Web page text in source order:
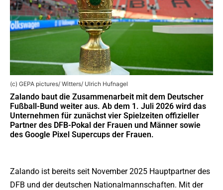
(c) GEPA pictures/ Witters/ Ulrich Hufnagel
Zalando baut die Zusammenarbeit mit dem Deutscher
Fußball-Bund weiter aus. Ab dem 1. Juli 2026 wird das
Unternehmen für zunächst vier Spielzeiten offizieller
Partner des DFB-Pokal der Frauen und Männer sowie
des Google Pixel Supercups der Frauen.
Zalando ist bereits seit November 2025 Hauptpartner des
DFB und der deutschen Nationalmannschaften. Mit der